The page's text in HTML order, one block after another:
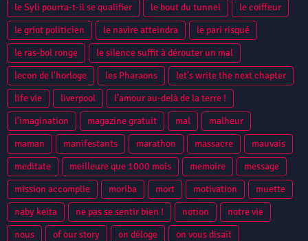
le Syli pourra-t-il se qualifier
le bout du tunnel
le coiffeur
le griot politicien
le navire atteindra
le pari risqué
le ras-bol ronge
le silence suffit à dérouter un mal
lecon de l'horloge
les Pharaons
let's write the next chapter
life vie
liverpool
l’amour au-delà de la terre !
l’imagination
magazine gratuit mal
malheur
maman
manifestants marathon massacre
mauvais
meditate
meilleure que 1000 mois memoire
message
mission accomplie
moriba mort motivation
muette
naby keita
ne pas se sentir bien ! notion
notre vie
nous
of our story on déloge
on vous disait